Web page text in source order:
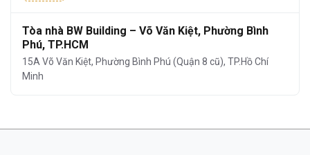
Tòa nhà BW Building – Võ Văn Kiệt, Phường Bình
Phú, TP.HCM
15A Võ Văn Kiệt, Phường Bình Phú (Quận 8 cũ), TP.Hồ Chí
Minh